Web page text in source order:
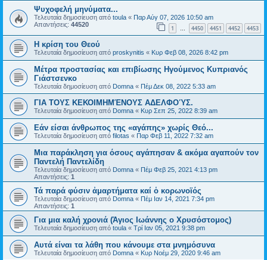
Ψυχοφελή μηνύματα...
Τελευταία δημοσίευση από toula « Παρ Αύγ 07, 2026 10:50 am
Απαντήσεις: 44520 1 … 4450 4451 4452 4453
Η κρίση του Θεού
Τελευταία δημοσίευση από proskynitis « Κυρ Φεβ 08, 2026 8:42 pm
Μέτρα προστασίας και επιβίωσης Ηγούμενος Κυπριανός
Γιάστσενκο
Τελευταία δημοσίευση από Domna « Πέμ Δεκ 08, 2022 5:33 am
ΓΙΑ ΤΟΥΣ ΚΕΚΟΙΜΗΜΈΝΟΥΣ ΑΔΕΛΦΟΎΣ.
Τελευταία δημοσίευση από Domna « Κυρ Σεπ 25, 2022 8:39 am
Εάν είσαι άνθρωπος της «αγάπης» χωρίς Θεό...
Τελευταία δημοσίευση από filotas « Παρ Φεβ 11, 2022 7:32 am
Μια παράκληση για όσους αγάπησαν & ακόμα αγαπούν τον
Παντελή Παντελίδη
Τελευταία δημοσίευση από Domna « Πέμ Φεβ 25, 2021 4:13 pm
Απαντήσεις: 1
Τά παρά φύσιν ἀμαρτήματα καί ὁ κορωνοϊός
Τελευταία δημοσίευση από Domna « Πέμ Ιαν 14, 2021 7:34 pm
Απαντήσεις: 1
Για μια καλή χρονιά (Άγιος Ιωάννης ο Χρυσόστομος)
Τελευταία δημοσίευση από toula « Τρί Ιαν 05, 2021 9:38 pm
Αυτά είναι τα λάθη που κάνουμε στα μνημόσυνα
Τελευταία δημοσίευση από Domna « Κυρ Νοέμ 29, 2020 9:46 am